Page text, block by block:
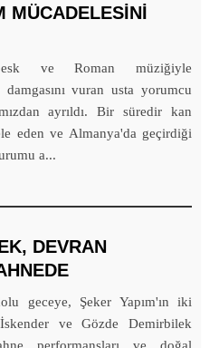
MÜCADELESINI
ve Roman müziğiyle
vuran usta yorumcu
ayrıldı. Bir süredir kan
eden ve Almanya'da geçirdiği
a...
DEVRAN
geceye, Şeker Yapım'ın iki
İskender ve Gözde Demirbilek
performansları ve doğal